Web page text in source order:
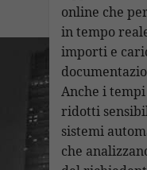
online che
in tempo
importi e
Anche i
ridotti
sistemi
che